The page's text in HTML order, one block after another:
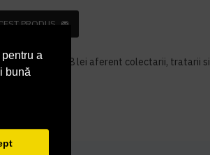
a
bună
PRODUS
costul de 9,08 lei aferent colectarii, tratarii si